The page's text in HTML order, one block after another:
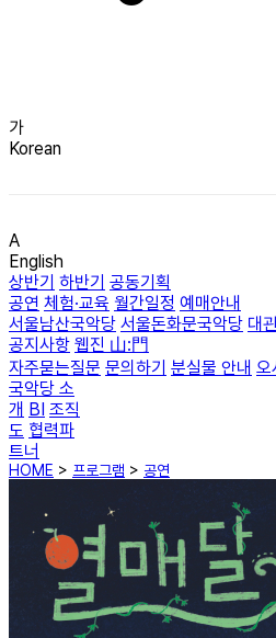
가
Korean
A
English
상반기 하반기 공동기획
공연 체험·교육 월간일정 예매안내
서울남산국악당 서울돈화문국악당 대
공지사항 웹진 山:門
자주묻는질문 문의하기 분실물 안내 오
국악당 소
개 BI 조직
도 협력파
트너
HOME > 프로그램 > 공연